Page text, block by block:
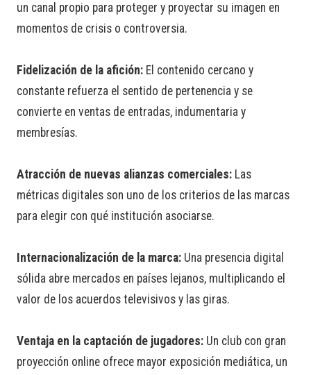
un canal propio para proteger y proyectar su imagen en
momentos de crisis o controversia.
Fidelización de la afición: El contenido cercano y
constante refuerza el sentido de pertenencia y se
convierte en ventas de entradas, indumentaria y
membresías.
Atracción de nuevas alianzas comerciales: Las
métricas digitales son uno de los criterios de las marcas
para elegir con qué institución asociarse.
Internacionalización de la marca: Una presencia digital
sólida abre mercados en países lejanos, multiplicando el
valor de los acuerdos televisivos y las giras.
Ventaja en la captación de jugadores: Un club con gran
proyección online ofrece mayor exposición mediática, un